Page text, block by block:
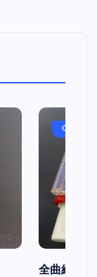
OASIS
全曲紹介